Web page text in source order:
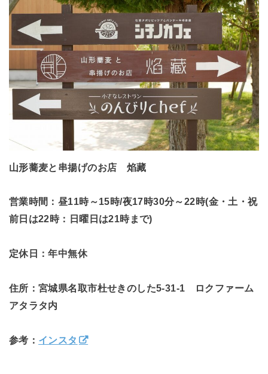
山形蕎麦と串揚げのお店 焰藏
営業時間：昼11時～15時/夜17時30分～22時(金・土・祝
前日は22時：日曜日は21時まで)
定休日：年中無休
住所：宮城県名取市杜せきのした5-31-1 ロクファーム
アタラタ内
参考： インスタ